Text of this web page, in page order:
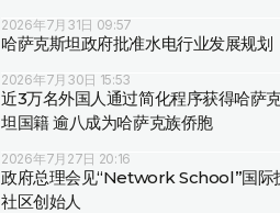
2026年7月31日 09:57
哈萨克斯坦政府批准水电行业发展规划
2026年7月30日 15:53
近3万名外国人通过简化程序获得哈萨
坦国籍 逾八成为哈萨克族侨胞
2026年7月27日 20:16
政府总理会见“Network School”国际
社区创始人